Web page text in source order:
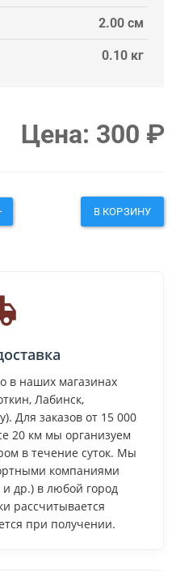
2.00 см
0.10 кг
Цена: 300 ₽
В КОРЗИНУ
в наших магазинах
Лабинск,
Для заказов от 15 000
20 км мы организуем
в течение суток. Мы
компаниями
др.) в любой город
рассчитывается
при получении.